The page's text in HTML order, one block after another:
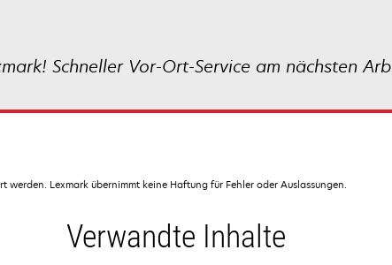
Schneller Vor-Ort-Service am nächsten
Lexmark übernimmt keine Haftung für Fehler oder Auslassungen.
Verwandte Inhalte